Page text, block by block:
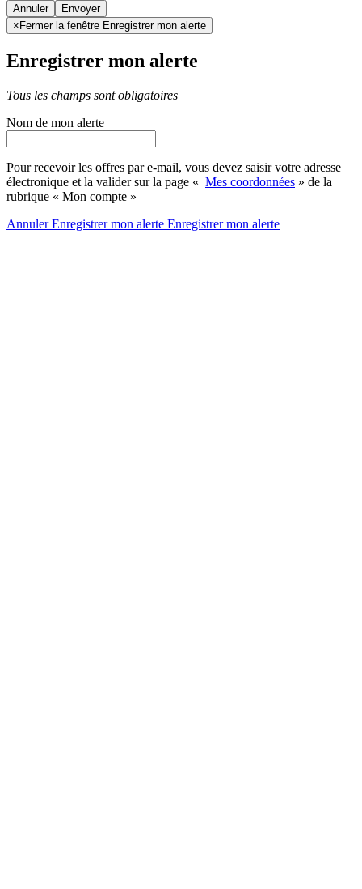
Annuler
× Fermer la fenêtre Enregistrer mon alerte
Enregistrer mon alerte
Tous les champs sont obligatoires
Nom de mon alerte
Pour recevoir les offres par e-mail, vous devez saisir votre adresse
électronique et la valider sur la page « Mes coordonnées » de la
rubrique « Mon compte »
AnnulerEnregistrer mon alerte Enregistrermon alerte